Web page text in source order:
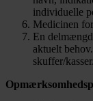
individuelle
Medicinen
En
aktuelt
skuffer/